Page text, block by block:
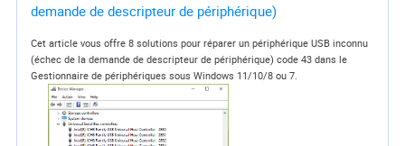
demande de descripteur de périphérique)
Cet article vous offre 8 solutions pour réparer un périphérique USB inconnu
(échec de la demande de descripteur de périphérique) code 43 dans le
Gestionnaire de périphériques sous Windows 11/10/8 ou 7.